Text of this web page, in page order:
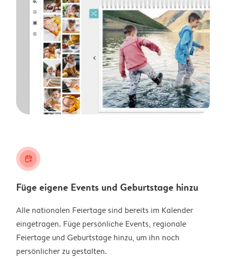
calendar_plus
Füge eigene Events und Geburtstage hinzu
Alle nationalen Feiertage sind bereits im Kalender
eingetragen. Füge persönliche Events, regionale
Feiertage und Geburtstage hinzu, um ihn noch
persönlicher zu gestalten.